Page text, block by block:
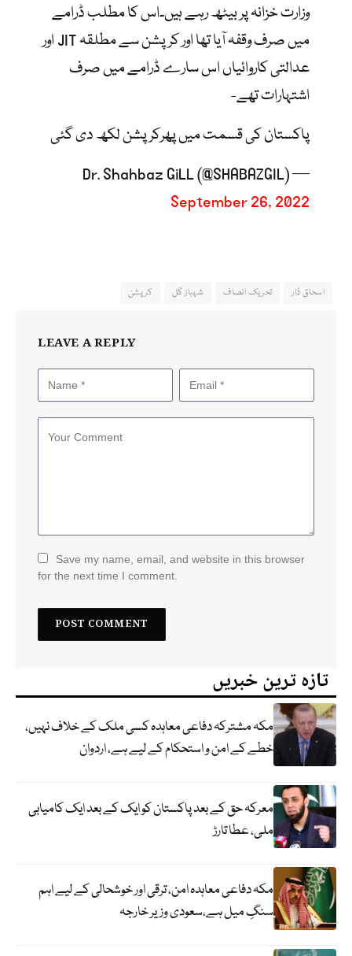
وزارت خزانہ پر بیٹھ رہے ہیں۔اس کا مطلب ڈرامے
میں صرف وقفہ آیا تھا اور کرپشن سے مطلقہ JIT اور
عدالتی کاروائیاں اس سارے ڈرامے میں صرف
اشتہارات تھے-
پاکستان کی قسمت میں پھرکرپشن لکھ دی گئی
— Dr. Shahbaz GiLL (@SHABAZGIL)
September 26, 2022
اسحاق ڈار تحریک انصاف شہباز گل کرپشن
LEAVE A REPLY
Save my name, email, and website in this browser
for the next time I comment.
تازہ ترین خبریں
مکہ مشترکہ دفاعی معاہدہ کسی ملک کے خلاف نہیں،
خطے کے امن و استحکام کے لیے ہے، اردوان
معرکہ حق کے بعد پاکستان کو ایک کے بعد ایک کامیابی
ملی، عطا تارڑ
مکہ دفاعی معاہدہ امن، ترقی اور خوشحالی کے لیے اہم
سنگِ میل ہے،سعودی وزیر خارجہ